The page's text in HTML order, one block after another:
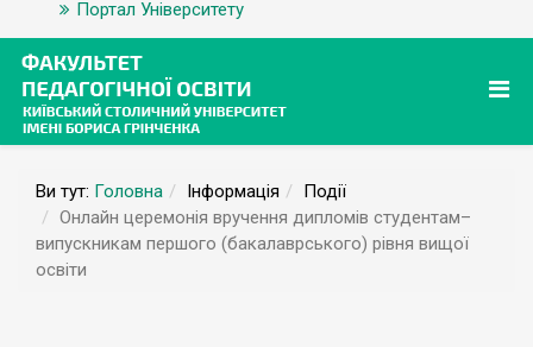
Портал Університету
Ви тут: Головна Інформація
Події
Онлайн церемонія вручення дипломів студентам–
випускникам першого (бакалаврського) рівня вищої
освіти